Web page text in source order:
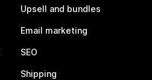
Upsell and bundles
Email marketing
SEO
Shipping